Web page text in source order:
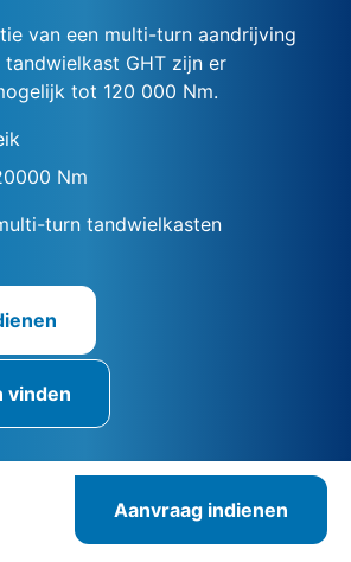
van een multi-turn aandrijving
GHT zijn er
tot 120 000 Nm.
Nm
turn tandwielkasten
vinden
Aanvraag indienen